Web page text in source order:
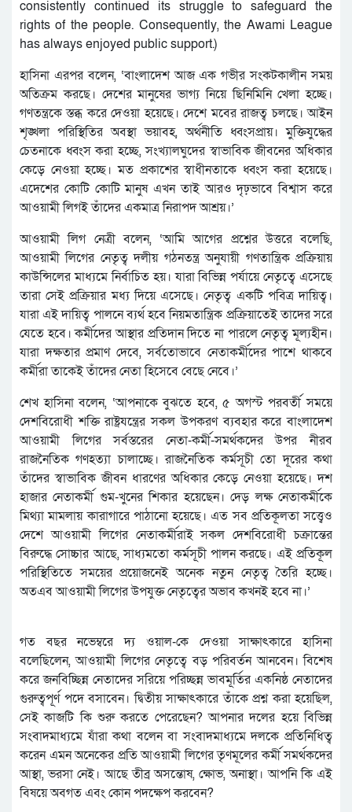
consistently continued its struggle to safeguard the
rights of the people. Consequently, the Awami League
has always enjoyed public support.)
হাসিনা এরপর বলেন, ‘বাংলাদেশ আজ এক গভীর সংকটকালীন সময়
অতিক্রম করছে। দেশের মানুষের ভাগ্য নিয়ে ছিনিমিনি খেলা হচ্ছে।
গণতন্ত্রকে স্তব্ধ করে দেওয়া হয়েছে। দেশে মবের রাজত্ব চলছে। আইন
শৃঙ্খলা পরিস্থিতির অবস্থা ভয়াবহ, অর্থনীতি ধ্বংসপ্রায়। মুক্তিযুদ্ধের
চেতনাকে ধ্বংস করা হচ্ছে, সংখ্যালঘুদের স্বাভাবিক জীবনের অধিকার
কেড়ে নেওয়া হচ্ছে। মত প্রকাশের স্বাধীনতাকে ধ্বংস করা হয়েছে।
এদেশের কোটি কোটি মানুষ এখন তাই আরও দৃঢ়ভাবে বিশ্বাস করে
আওয়ামী লিগই তাঁদের একমাত্র নিরাপদ আশ্রয়।’
আওয়ামী লিগ নেত্রী বলেন, ‘আমি আগের প্রশ্নের উত্তরে বলেছি,
আওয়ামী লিগের নেতৃত্ব দলীয় গঠনতন্ত্র অনুযায়ী গণতান্ত্রিক প্রক্রিয়ায়
কাউন্সিলের মাধ্যমে নির্বাচিত হয়। যারা বিভিন্ন পর্যায়ে নেতৃত্বে এসেছে
তারা সেই প্রক্রিয়ার মধ্য দিয়ে এসেছে। নেতৃত্ব একটি পবিত্র দায়িত্ব।
যারা এই দায়িত্ব পালনে ব্যর্থ হবে নিয়মতান্ত্রিক প্রক্রিয়াতেই তাদের সরে
যেতে হবে। কর্মীদের আস্থার প্রতিদান দিতে না পারলে নেতৃত্ব মূল্যহীন।
যারা দক্ষতার প্রমাণ দেবে, সর্বতোভাবে নেতাকর্মীদের পাশে থাকবে
কর্মীরা তাকেই তাঁদের নেতা হিসেবে বেছে নেবে।’
শেখ হাসিনা বলেন, ‘আপনাকে বুঝতে হবে, ৫ অগস্ট পরবর্তী সময়ে
দেশবিরোধী শক্তি রাষ্ট্রযন্ত্রের সকল উপকরণ ব্যবহার করে বাংলাদেশ
আওয়ামী লিগের সর্বস্তরের নেতা-কর্মী-সমর্থকদের উপর নীরব
রাজনৈতিক গণহত্যা চালাচ্ছে। রাজনৈতিক কর্মসূচী তো দূরের কথা
তাঁদের স্বাভাবিক জীবন ধারণের অধিকার কেড়ে নেওয়া হয়েছে। দশ
হাজার নেতাকর্মী গুম-খুনের শিকার হয়েছেন। দেড় লক্ষ নেতাকর্মীকে
মিথ্যা মামলায় কারাগারে পাঠানো হয়েছে। এত সব প্রতিকূলতা সত্ত্বেও
দেশে আওয়ামী লিগের নেতাকর্মীরাই সকল দেশবিরোধী চক্রান্তের
বিরুদ্ধে সোচ্চার আছে, সাধ্যমতো কর্মসূচী পালন করছে। এই প্রতিকূল
পরিস্থিতিতে সময়ের প্রয়োজনেই অনেক নতুন নেতৃত্ব তৈরি হচ্ছে।
অতএব আওয়ামী লিগের উপযুক্ত নেতৃত্বের অভাব কখনই হবে না।’
গত বছর নভেম্বরে দ্য ওয়াল-কে দেওয়া সাক্ষাৎকারে হাসিনা
বলেছিলেন, আওয়ামী লিগের নেতৃত্বে বড় পরিবর্তন আনবেন। বিশেষ
করে জনবিচ্ছিন্ন নেতাদের সরিয়ে পরিচ্ছন্ন ভাবমূর্তির একনিষ্ঠ নেতাদের
গুরুত্বপূর্ণ পদে বসাবেন। দ্বিতীয় সাক্ষাৎকারে তাঁকে প্রশ্ন করা হয়েছিল,
সেই কাজটি কি শুরু করতে পেরেছেন? আপনার দলের হয়ে বিভিন্ন
সংবাদমাধ্যমে যাঁরা কথা বলেন বা সংবাদমাধ্যমে দলকে প্রতিনিধিত্ব
করেন এমন অনেকের প্রতি আওয়ামী লিগের তৃণমূলের কর্মী সমর্থকদের
আস্থা, ভরসা নেই। আছে তীব্র অসন্তোষ, ক্ষোভ, অনাস্থা। আপনি কি এই
বিষয়ে অবগত এবং কোন পদক্ষেপ করবেন?